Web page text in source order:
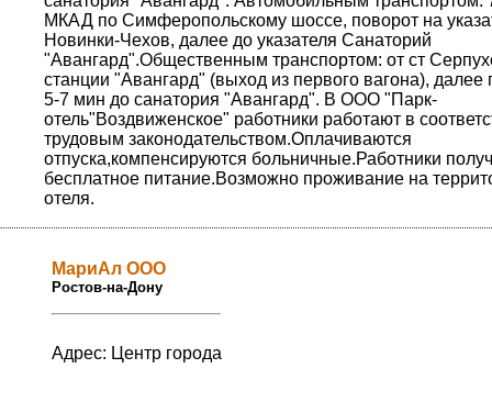
МКАД по Симферопольскому шоссе, поворот на
Новинки-Чехов, далее до указателя Санаторий
"Авангард".Общественным транспортом: от ст
станции "Авангард" (выход из первого вагона),
5-7 мин до санатория "Авангард". В ООО "Парк-
отель"Воздвиженское" работники работают в
трудовым законодательством.Оплачиваются
отпуска,компенсируются больничные.Работники
бесплатное питание.Возможно проживание на
отеля.
МариАл ООО
Ростов-на-Дону
Адрес: Центр города